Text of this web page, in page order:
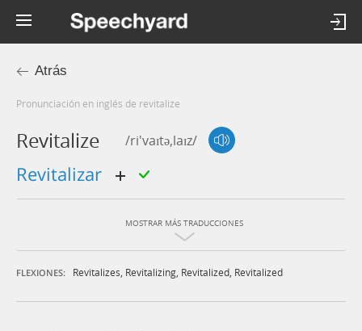
Atrás
Pronunciación en inglés de revitalize
Revitalize /ri'vaɪtə,laɪz/
revitalizar
MOSTRAR MÁS TRADUCCIONES
FLEXIONES: Revitalizes, Revitalizing, Revitalized, Revitalized